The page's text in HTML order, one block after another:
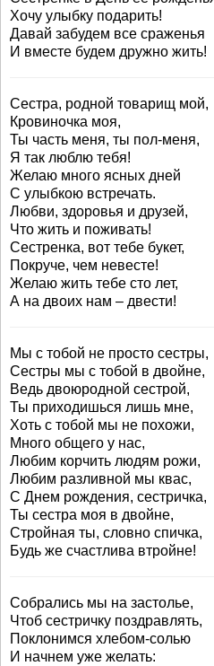
Хочу улыбку подарить!
Давай забудем все сраженья
И вместе будем дружно жить!
Сестра, родной товарищ мой,
Кровиночка моя,
Ты часть меня, ты пол-меня,
Я так люблю тебя!
Желаю много ясных дней
С улыбкою встречать.
Любви, здоровья и друзей,
Что жить и поживать!
Сестренка, вот тебе букет,
Покруче, чем невесте!
Желаю жить тебе сто лет,
А на двоих нам – двести!
Мы с тобой не просто сестры,
Сестры мы с тобой в двойне,
Ведь двоюродной сестрой,
Ты приходишься лишь мне,
Хоть с тобой мы не похожи,
Много общего у нас,
Любим корчить людям рожи,
Любим разливной мы квас,
С Днем рождения, сестричка,
Ты сестра моя в двойне,
Стройная ты, словно спичка,
Будь же счастлива втройне!
Собрались мы на застолье,
Чтоб сестричку поздравлять,
Поклонимся хлебом-солью
И начнем уже желать: